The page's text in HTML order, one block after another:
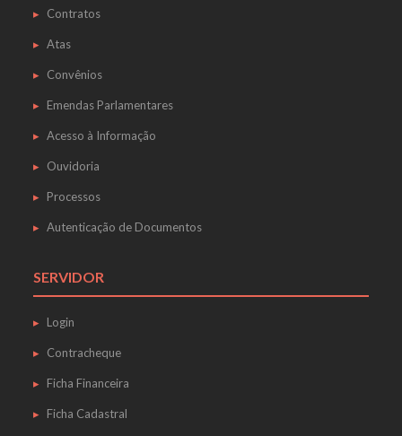
Contratos
Atas
Convênios
Emendas Parlamentares
Acesso à Informação
Ouvidoria
Processos
Autenticação de Documentos
SERVIDOR
Login
Contracheque
Ficha Financeira
Ficha Cadastral